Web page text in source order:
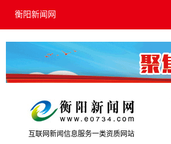
衡阳新闻网
互联网新闻信息服务一类资质网站